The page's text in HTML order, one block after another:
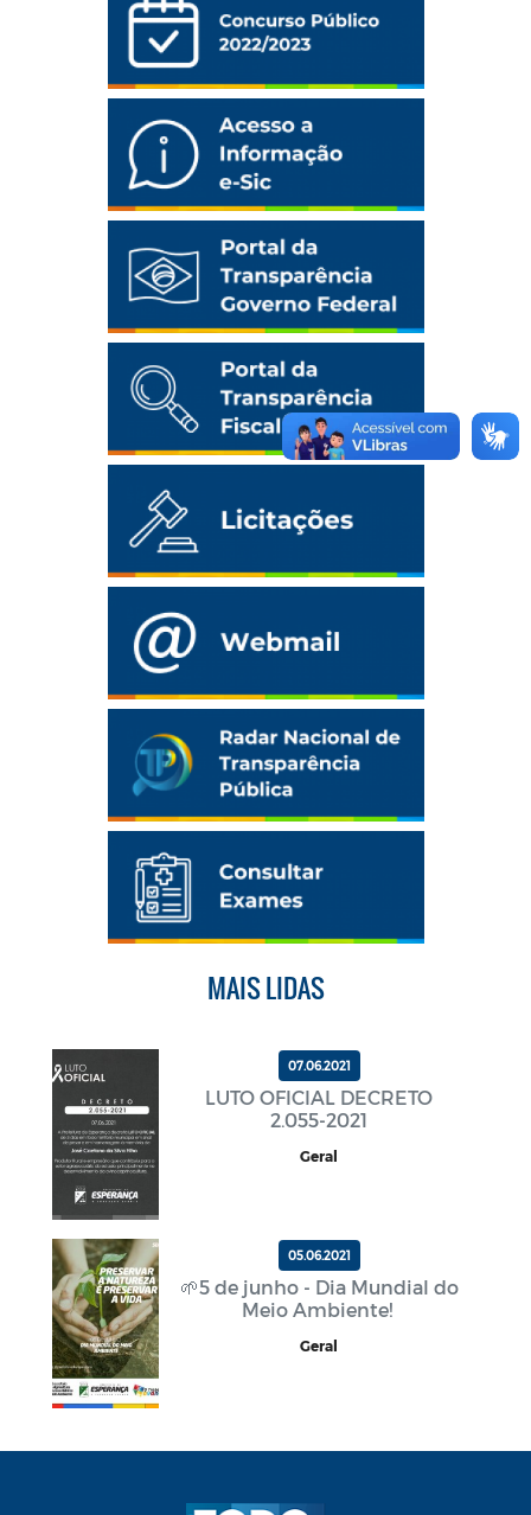
MAIS LIDAS
07.06.2021
LUTO OFICIAL DECRETO
2.055-2021
Geral
05.06.2021
🌱5 de junho - Dia Mundial do
Meio Ambiente!
Geral